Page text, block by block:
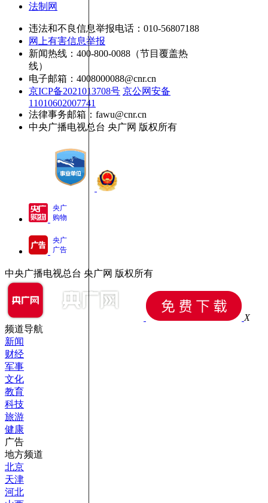
法制网
违法和不良信息举报电话：010-56807188
网上有害信息举报
新闻热线：400-800-0088（节目覆盖热
线）
电子邮箱：4008000088@cnr.cn
京ICP备2021013708号 京公网安备
11010602007741
法律事务邮箱：fawu@cnr.cn
中央广播电视总台 央广网 版权所有
央广
购物
央广
广告
中央广播电视总台 央广网 版权所有
X
频道导航
新闻
财经
军事
文化
教育
科技
旅游
健康
广告
地方频道
北京
天津
河北